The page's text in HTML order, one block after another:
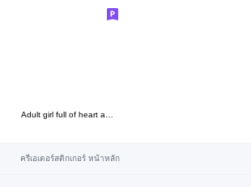
ครีเอเตอร์สติกเกอร์ หน้าหลัก